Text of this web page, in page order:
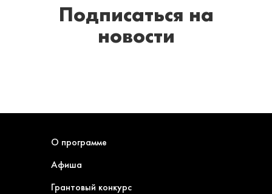
Подписаться на
новости
О программе
Афиша
Грантовый конкурс